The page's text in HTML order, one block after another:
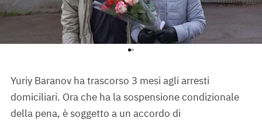
Stepanov Nikolay con sua moglie Alla
Yuriy Baranov ha trascorso 3 mesi agli arresti
domiciliari. Ora che ha la sospensione condizionale
della pena, è soggetto a un accordo di